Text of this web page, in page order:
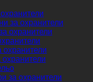
за охранители
охранители
охранители
охранители
за охранители